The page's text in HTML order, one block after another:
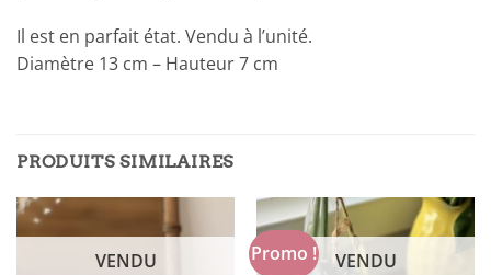
Il est en parfait état. Vendu à l’unité.
Diamètre 13 cm – Hauteur 7 cm
PRODUITS SIMILAIRES
VENDU Promo ! VENDU